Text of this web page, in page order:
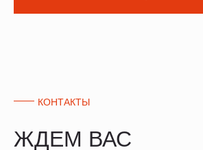
ЖДЕМ ВАС
КОНТАКТЫ